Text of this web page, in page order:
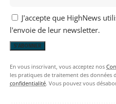
J'accepte que HighNews
l'envoie de leur newsletter.
En vous inscrivant, vous acceptez nos
les pratiques de traitement des données
confidentialité. Vous pouvez vous